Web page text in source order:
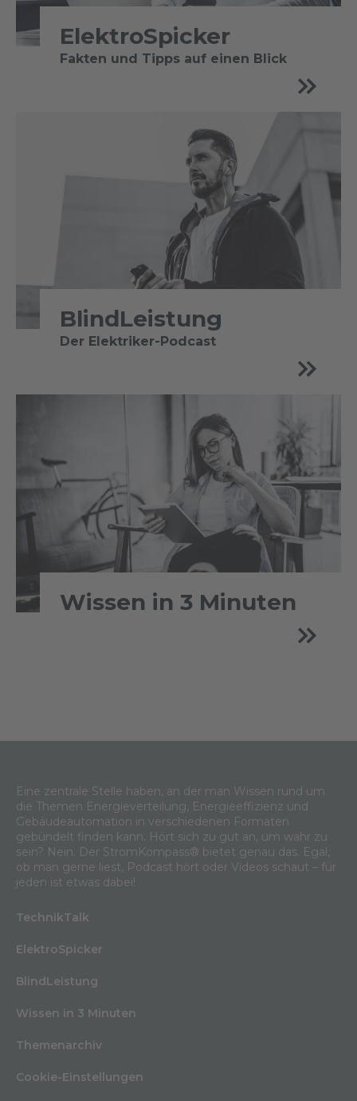
ElektroSpicker
Fakten und Tipps auf einen Blick
BlindLeistung
Der Elektriker-Podcast
Wissen in 3 Minuten
Eine zentrale Stelle haben, an der man Wissen rund um
die Themen Energieverteilung, Energieeffizienz und
Gebäudeautomation in verschiedenen Formaten
gebündelt finden kann. Hört sich zu gut an, um wahr zu
sein? Nein. Der StromKompass® bietet genau das. Egal,
ob man gerne liest, Podcast hört oder Videos schaut – für
jeden ist etwas dabei!
TechnikTalk
ElektroSpicker
BlindLeistung
Wissen in 3 Minuten
Themenarchiv
Cookie-Einstellungen